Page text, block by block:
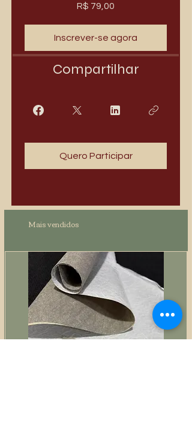
R$ 79,00
Inscrever-se agora
Compartilhar
Quero Participar
Mais vendidos